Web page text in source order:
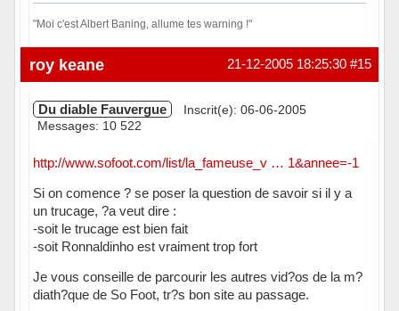
"Moi c'est Albert Baning, allume tes warning !"
Hors ligne #15
21-12-2005 18:25:30
roy keane
Du diable Fauvergue
Inscrit(e): 06-06-2005
Messages: 10 522
http://www.sofoot.com/list/la_fameuse_v … 1&annee=-1
Si on comence ? se poser la question de savoir si il y a
un trucage, ?a veut dire :
-soit le trucage est bien fait
-soit Ronnaldinho est vraiment trop fort
Je vous conseille de parcourir les autres vid?os de la m?
diath?que de So Foot, tr?s bon site au passage.